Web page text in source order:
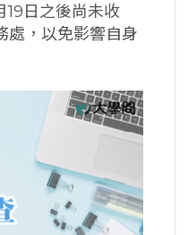
19日之後尚未收
處，以免影響自身